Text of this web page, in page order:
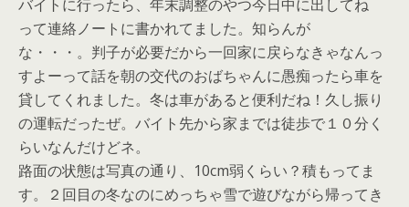
バイトに行ったら、年末調整のやつ今日中に出してね
って連絡ノートに書かれてました。知らんが
な・・・。判子が必要だから一回家に戻らなきゃなんっ
すよーって話を朝の交代のおばちゃんに愚痴ったら車を
貸してくれました。冬は車があると便利だね！久し振り
の運転だったぜ。バイト先から家までは徒歩で１０分く
らいなんだけどネ。
路面の状態は写真の通り、10cm弱くらい？積もってま
す。２回目の冬なのにめっちゃ雪で遊びながら帰ってき